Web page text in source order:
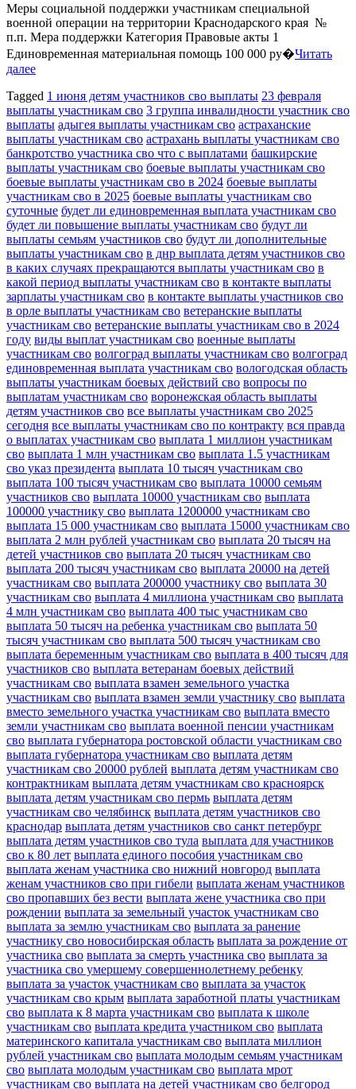
Меры социальной поддержки участникам специальной
военной операции на территории Краснодарского края №
п.п. Мера поддержки Категория Правовые акты 1
Единовременная материальная помощь 100 000 ру�Читать
далее
Tagged 1 июня детям участников сво выплаты 23 февраля
выплаты участникам сво 3 группа инвалидности участник сво
выплаты адыгея выплаты участникам сво астраханские
выплаты участникам сво астрахань выплаты участникам сво
банкротство участника сво что с выплатами башкирские
выплаты участникам сво боевые выплаты участникам сво
боевые выплаты участникам сво в 2024 боевые выплаты
участникам сво в 2025 боевые выплаты участникам сво
суточные будет ли единовременная выплата участникам сво
будет ли повышение выплаты участникам сво будут ли
выплаты семьям участников сво будут ли дополнительные
выплаты участникам сво в днр выплата детям участников сво
в каких случаях прекращаются выплаты участникам сво в
какой период выплаты участникам сво в контакте выплаты
зарплаты участникам сво в контакте выплаты участников сво
в орле выплаты участникам сво ветеранские выплаты
участникам сво ветеранские выплаты участникам сво в 2024
году виды выплат участникам сво военные выплаты
участникам сво волгоград выплаты участникам сво волгоград
единовременная выплата участникам сво вологодская область
выплаты участникам боевых действий сво вопросы по
выплатам участникам сво воронежская область выплаты
детям участников сво все выплаты участникам сво 2025
сегодня все выплаты участникам сво по контракту вся правда
о выплатах участникам сво выплата 1 миллион участникам
сво выплата 1 млн участникам сво выплата 1.5 участникам
сво указ президента выплата 10 тысяч участникам сво
выплата 100 тысяч участникам сво выплата 10000 семьям
участников сво выплата 10000 участникам сво выплата
100000 участнику сво выплата 1200000 участникам сво
выплата 15 000 участникам сво выплата 15000 участникам сво
выплата 2 млн рублей участникам сво выплата 20 тысяч на
детей участников сво выплата 20 тысяч участникам сво
выплата 200 тысяч участникам сво выплата 20000 на детей
участникам сво выплата 200000 участнику сво выплата 30
участникам сво выплата 4 миллиона участникам сво выплата
4 млн участникам сво выплата 400 тыс участникам сво
выплата 50 тысяч на ребенка участникам сво выплата 50
тысяч участникам сво выплата 500 тысяч участникам сво
выплата беременным участникам сво выплата в 400 тысяч для
участников сво выплата ветеранам боевых действий
участникам сво выплата взамен земельного участка
участникам сво выплата взамен земли участнику сво выплата
вместо земельного участка участникам сво выплата вместо
земли участникам сво выплата военной пенсии участникам
сво выплата губернатора ростовской области участникам сво
выплата губернатора участникам сво выплата детям
участникам сво 20000 рублей выплата детям участникам сво
контрактникам выплата детям участникам сво красноярск
выплата детям участникам сво пермь выплата детям
участникам сво челябинск выплата детям участников сво
краснодар выплата детям участников сво санкт петербург
выплата детям участников сво тула выплата для участников
сво к 80 лет выплата единого пособия участникам сво
выплата женам участника сво нижний новгород выплата
женам участников сво при гибели выплата женам участников
сво пропавших без вести выплата жене участника сво при
рождении выплата за земельный участок участникам сво
выплата за землю участникам сво выплата за ранение
участнику сво новосибирская область выплата за рождение от
участника сво выплата за смерть участника сво выплата за
участника сво умершему совершеннолетнему ребенку
выплата за участок участникам сво выплата за участок
участникам сво крым выплата заработной платы участникам
сво выплата к 8 марта участникам сво выплата к школе
участникам сво выплата кредита участником сво выплата
материнского капитала участникам сво выплата миллион
рублей участникам сво выплата молодым семьям участникам
сво выплата молодым участникам сво выплата мрот
участникам сво выплата на детей участникам сво белгород